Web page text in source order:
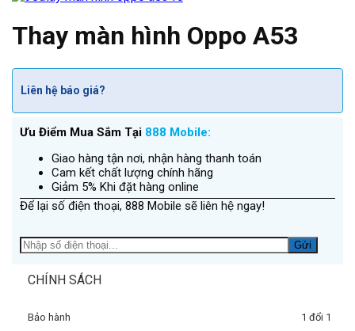
Thay màn hình Oppo A53
Liên hệ báo giá?
Ưu Điểm Mua Sắm Tại 888 Mobile:
Giao hàng tận nơi, nhận hàng thanh toán
Cam kết chất lượng chính hãng
Giảm 5% Khi đặt hàng online
Để lại số điện thoại, 888 Mobile sẽ liên hệ ngay!
CHÍNH SÁCH
Bảo hành 1 đổi 1